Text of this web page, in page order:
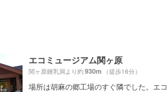
エコミュージアム関ヶ原
関ヶ原鍾乳洞より約930m （徒歩16分）
場所は胡麻の郷工場のすぐ隣でした。エコ